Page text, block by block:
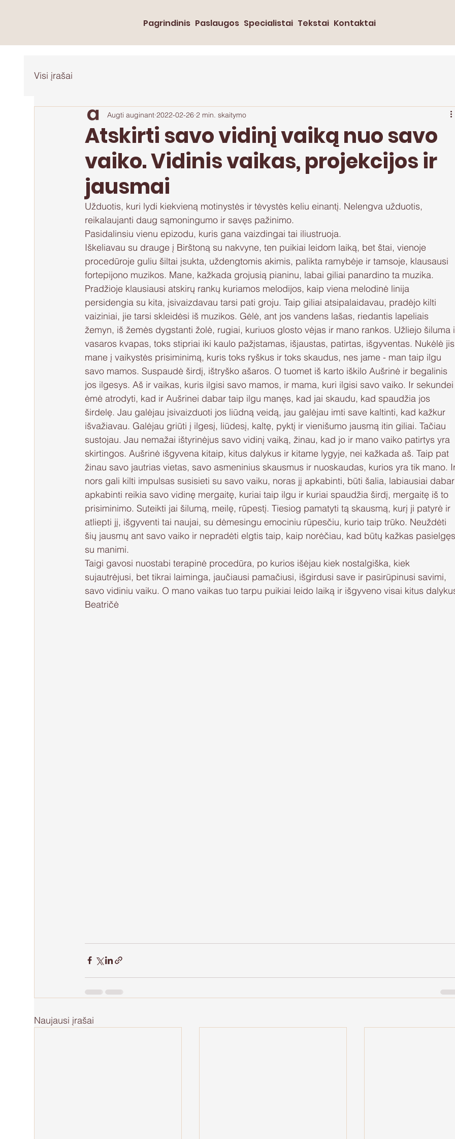
Pagrindinis Paslaugos Specialistai Tekstai Kontaktai
Visi įrašai
Atskirti savo vidinį vaiką nuo savo
vaiko. Vidinis vaikas, projekcijos ir
jausmai
Augti auginant 2022-02-26 2 min. skaitymo
Užduotis, kuri lydi kiekvieną motinystės ir tėvystės keliu einantį. Nelengva užduotis,
reikalaujanti daug sąmoningumo ir savęs pažinimo.
Pasidalinsiu vienu epizodu, kuris gana vaizdingai tai iliustruoja.
Iškeliavau su drauge į Birštoną su nakvyne, ten puikiai leidom laiką, bet štai, vienoje
procedūroje guliu šiltai įsukta, uždengtomis akimis, palikta ramybėje ir tamsoje, klausausi
fortepijono muzikos. Mane, kažkada grojusią pianinu, labai giliai panardino ta muzika.
Pradžioje klausiausi atskirų rankų kuriamos melodijos, kaip viena melodinė linija
persidengia su kita, įsivaizdavau tarsi pati groju. Taip giliai atsipalaidavau, pradėjo kilti
vaiziniai, jie tarsi skleidėsi iš muzikos. Gėlė, ant jos vandens lašas, riedantis lapeliais
žemyn, iš žemės dygstanti žolė, rugiai, kuriuos glosto vėjas ir mano rankos. Užliejo šiluma
vasaros kvapas, toks stipriai iki kaulo pažįstamas, išjaustas, patirtas, išgyventas. Nukėlė jis
mane į vaikystės prisiminimą, kuris toks ryškus ir toks skaudus, nes jame - man taip ilgu
savo mamos. Suspaudė širdį, ištryško ašaros. O tuomet iš karto iškilo Aušrinė ir begalinis
jos ilgesys. Aš ir vaikas, kuris ilgisi savo mamos, ir mama, kuri ilgisi savo vaiko. Ir sekundei
ėmė atrodyti, kad ir Aušrinei dabar taip ilgu manęs, kad jai skaudu, kad spaudžia jos
širdelę. Jau galėjau įsivaizduoti jos liūdną veidą, jau galėjau imti save kaltinti, kad kažkur
išvažiavau. Galėjau griūti į ilgesį, liūdesį, kaltę, pyktį ir vienišumo jausmą itin giliai. Tačiau
sustojau. Jau nemažai ištyrinėjus savo vidinį vaiką, žinau, kad jo ir mano vaiko patirtys yra
skirtingos. Aušrinė išgyvena kitaip, kitus dalykus ir kitame lygyje, nei kažkada aš. Taip pat
žinau savo jautrias vietas, savo asmeninius skausmus ir nuoskaudas, kurios yra tik mano.
nors gali kilti impulsas susisieti su savo vaiku, noras jį apkabinti, būti šalia, labiausiai dabar
apkabinti reikia savo vidinę mergaitę, kuriai taip ilgu ir kuriai spaudžia širdį, mergaitę iš to
prisiminimo. Suteikti jai šilumą, meilę, rūpestį. Tiesiog pamatyti tą skausmą, kurį ji patyrė ir
atliepti jį, išgyventi tai naujai, su dėmesingu emociniu rūpesčiu, kurio taip trūko. Neuždėti
šių jausmų ant savo vaiko ir nepradėti elgtis taip, kaip norėčiau, kad būtų kažkas pasielgęs
su manimi.
Taigi gavosi nuostabi terapinė procedūra, po kurios išėjau kiek nostalgiška, kiek
sujautrėjusi, bet tikrai laiminga, jaučiausi pamačiusi, išgirdusi save ir pasirūpinusi savimi,
savo vidiniu vaiku. O mano vaikas tuo tarpu puikiai leido laiką ir išgyveno visai kitus
Beatričė
Naujausi įrašai